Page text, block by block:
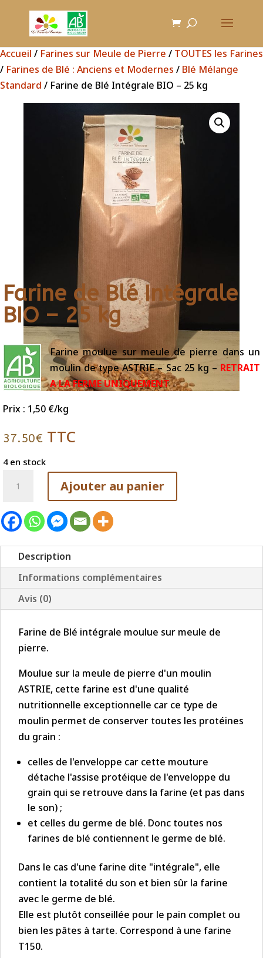
Accueil / Farines sur Meule de Pierre / TOUTES les Farines
/ Farines de Blé : Anciens et Modernes / Blé Mélange
Standard / Farine de Blé Intégrale BIO – 25 kg
Farine de Blé Intégrale
BIO – 25 kg
Farine moulue sur meule de pierre dans un
moulin de type ASTRIE – Sac 25 kg – RETRAIT
A LA FERME UNIQUEMENT
Prix : 1,50 €/kg
37.50€ TTC
4 en stock
Farine
de
Intégrale
BIO
-
Ajouter au panier
Description
Informations complémentaires
Avis (0)
Farine de Blé intégrale moulue sur meule de
pierre.
Moulue sur la meule de pierre d'un moulin
ASTRIE, cette farine est d'une qualité
nutritionnelle exceptionnelle car ce type de
moulin permet de conserver toutes les protéines
du grain :
celles de l'enveloppe car cette mouture
détache l'assise protéique de l'enveloppe du
grain qui se retrouve dans la farine (et pas dans
le son) ;
et celles du germe de blé. Donc toutes nos
farines de blé contiennent le germe de blé.
Dans le cas d'une farine dite "intégrale", elle
contient la totalité du son et bien sûr la farine
avec le germe de blé.
Elle est plutôt conseillée pour le pain complet ou
bien les pâtes à tarte. Correspond à une farine
T150.